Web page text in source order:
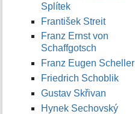
Splítek
František Streit
Franz Ernst von
Schaffgotsch
Franz Eugen Scheller
Friedrich Schoblik
Gustav Skřivan
Hynek Sechovský